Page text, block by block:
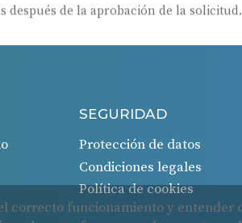
después de la aprobación de la solicitud.
SEGURIDAD
Protección de datos
Condiciones legales
Política de cookies